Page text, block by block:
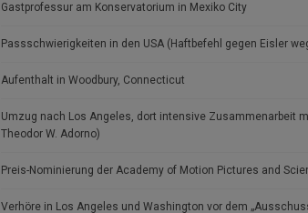
Gastprofessur am Konservatorium in Mexiko City
Passschwierigkeiten in den USA (Haftbefehl gegen Eisler
Aufenthalt in Woodbury, Connecticut
Umzug nach Los Angeles, dort intensive Zusammenarbeit
Theodor W. Adorno)
Preis-Nominierung der Academy of Motion Pictures and
Verhöre in Los Angeles und Washington vor dem